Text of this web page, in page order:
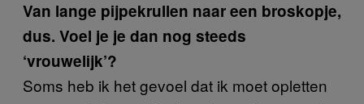
Van lange pijpekrullen naar een broskopje,
dus. Voel je je dan nog steeds
‘vrouwelijk’?
Soms heb ik het gevoel dat ik moet opletten